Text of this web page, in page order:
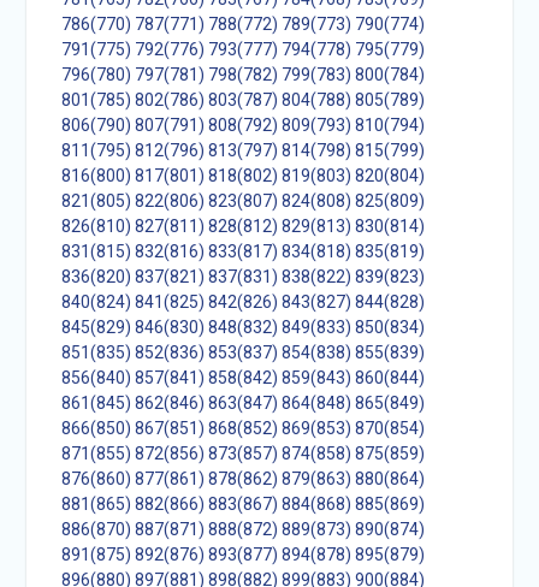
786(770) 787(771) 788(772) 789(773) 790(774)
791(775) 792(776) 793(777) 794(778) 795(779)
796(780) 797(781) 798(782) 799(783) 800(784)
801(785) 802(786) 803(787) 804(788) 805(789)
806(790) 807(791) 808(792) 809(793) 810(794)
811(795) 812(796) 813(797) 814(798) 815(799)
816(800) 817(801) 818(802) 819(803) 820(804)
821(805) 822(806) 823(807) 824(808) 825(809)
826(810) 827(811) 828(812) 829(813) 830(814)
831(815) 832(816) 833(817) 834(818) 835(819)
836(820) 837(821) 837(831) 838(822) 839(823)
840(824) 841(825) 842(826) 843(827) 844(828)
845(829) 846(830) 848(832) 849(833) 850(834)
851(835) 852(836) 853(837) 854(838) 855(839)
856(840) 857(841) 858(842) 859(843) 860(844)
861(845) 862(846) 863(847) 864(848) 865(849)
866(850) 867(851) 868(852) 869(853) 870(854)
871(855) 872(856) 873(857) 874(858) 875(859)
876(860) 877(861) 878(862) 879(863) 880(864)
881(865) 882(866) 883(867) 884(868) 885(869)
886(870) 887(871) 888(872) 889(873) 890(874)
891(875) 892(876) 893(877) 894(878) 895(879)
896(880) 897(881) 898(882) 899(883) 900(884)